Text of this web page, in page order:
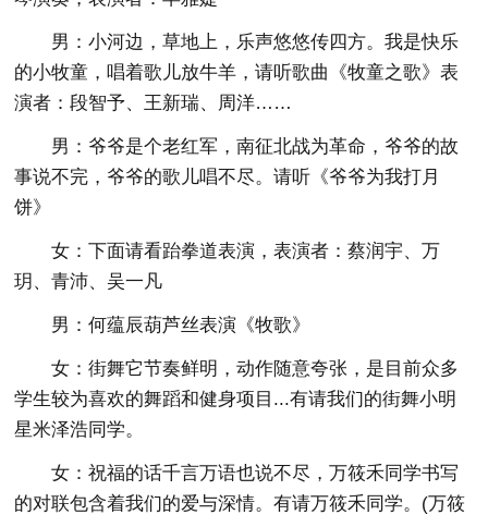
男：小河边，草地上，乐声悠悠传四方。我是快乐
的小牧童，唱着歌儿放牛羊，请听歌曲《牧童之歌》表
演者：段智予、王新瑞、周洋……
男：爷爷是个老红军，南征北战为革命，爷爷的故
事说不完，爷爷的歌儿唱不尽。请听《爷爷为我打月
饼》
女：下面请看跆拳道表演，表演者：蔡润宇、万
玥、青沛、吴一凡
男：何蕴辰葫芦丝表演《牧歌》
女：街舞它节奏鲜明，动作随意夸张，是目前众多
学生较为喜欢的舞蹈和健身项目...有请我们的街舞小明
星米泽浩同学。
女：祝福的话千言万语也说不尽，万筱禾同学书写
的对联包含着我们的爱与深情。有请万筱禾同学。(万筱